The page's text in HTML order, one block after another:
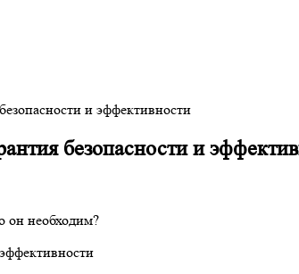
и эффективности
безопасности и
он необходим?